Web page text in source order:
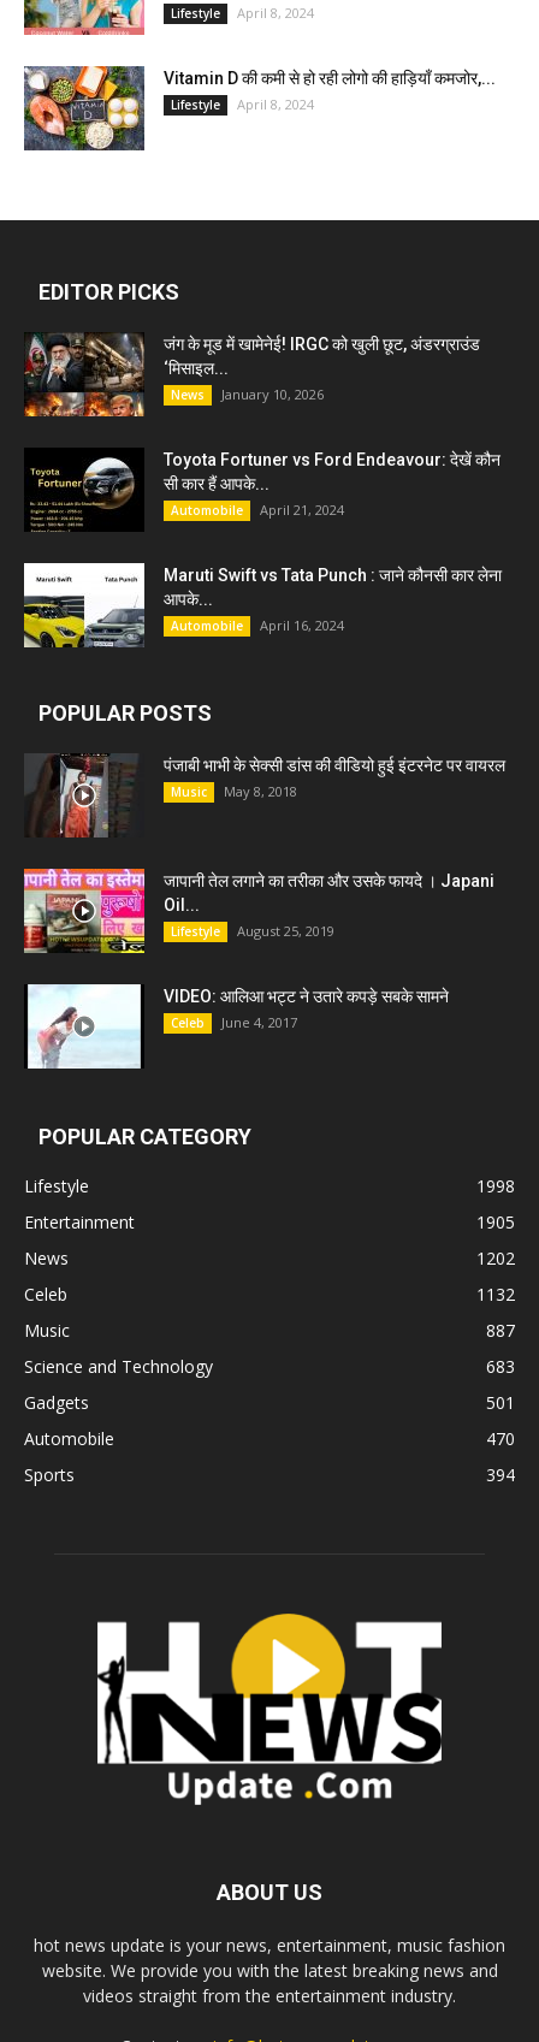
Lifestyle April 8, 2024
Vitamin D की कमी से हो रही लोगो की हाड़ियाँ कमजोर,...
Lifestyle April 8, 2024
EDITOR PICKS
जंग के मूड में खामेनेई! IRGC को खुली छूट, अंडरग्राउंड
‘मिसाइल...
News January 10, 2026
Toyota Fortuner vs Ford Endeavour: देखें कौन
सी कार हैं आपके...
Automobile April 21, 2024
Maruti Swift vs Tata Punch : जाने कौनसी कार लेना
आपके...
Automobile April 16, 2024
POPULAR POSTS
पंजाबी भाभी के सेक्सी डांस की वीडियो हुई इंटरनेट पर वायरल
Music May 8, 2018
जापानी तेल लगाने का तरीका और उसके फायदे । Japani
Oil...
Lifestyle August 25, 2019
VIDEO: आलिआ भट्ट ने उतारे कपड़े सबके सामने
Celeb June 4, 2017
POPULAR CATEGORY
Lifestyle
1998
Entertainment
1905
News
1202
Celeb
1132
Music
887
Science and Technology
683
Gadgets
501
Automobile
470
Sports
394
ABOUT US
hot news update is your news, entertainment, music fashion
website. We provide you with the latest breaking news and
videos straight from the entertainment industry.